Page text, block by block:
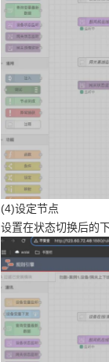
(4)设定节点
设置在状态切换后的